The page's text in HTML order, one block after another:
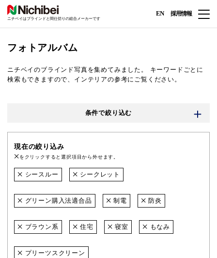
ニチベイはブラインドと間仕切りの総合メーカーです
EN 採用情報
フォトアルバム
ニチベイのブラインド写真を集めてみました。
キーワードごとに
検索もできますので、インテリアの参考にご覧ください。
条件で絞り込む
現在の絞り込み
をクリックすると選択項目から外せます。
シースルー シークレット
グリーン購入法適合品 制電 防炎
ブラウン系 住宅 寝室 もなみ
プリーツスクリーン